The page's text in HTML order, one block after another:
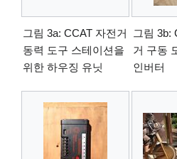
그림 3a: CCAT 자전거
동력 도구 스테이션을
위한 하우징 유닛
그림 3b:
거 구동
인버터